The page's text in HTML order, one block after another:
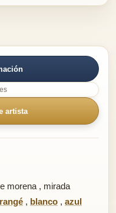
artista
morena , mirada
, blanco , azul